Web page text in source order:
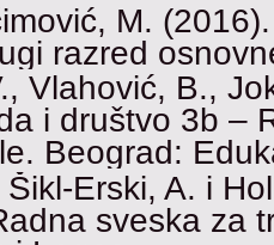
M.
razred
Vlahović, B.,
i društvo 3b –
Beograd:
Erski, A. i
sveska za